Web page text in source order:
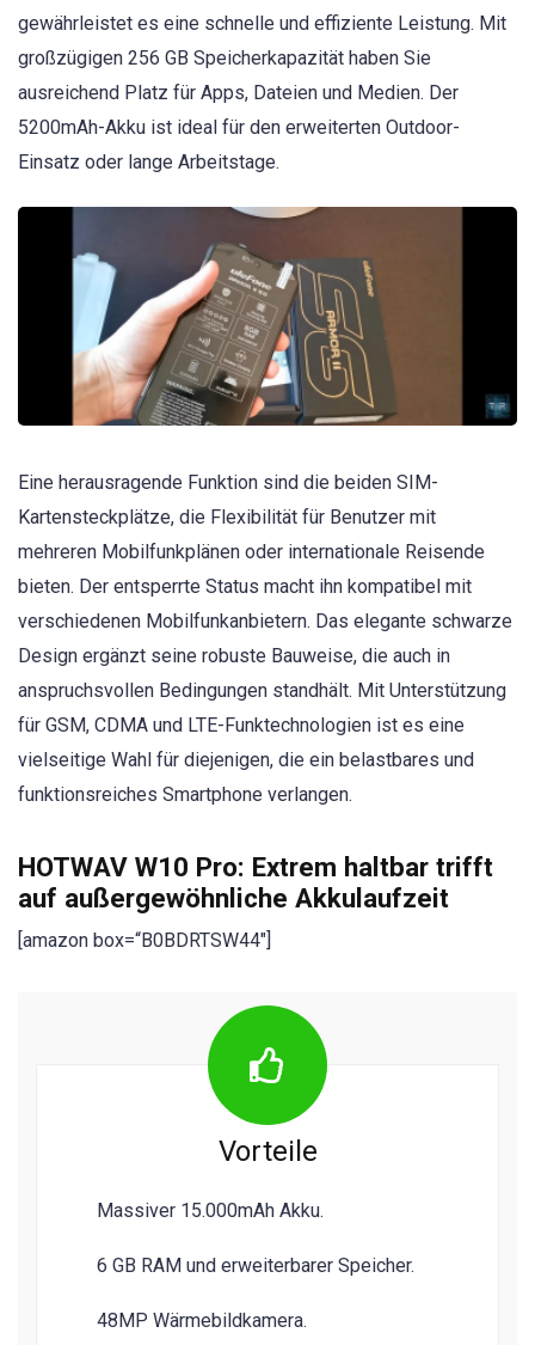
gewährleistet es eine schnelle und effiziente Leistung. Mit
großzügigen 256 GB Speicherkapazität haben Sie
ausreichend Platz für Apps, Dateien und Medien. Der
5200mAh-Akku ist ideal für den erweiterten Outdoor-
Einsatz oder lange Arbeitstage.
Eine herausragende Funktion sind die beiden SIM-
Kartensteckplätze, die Flexibilität für Benutzer mit
mehreren Mobilfunkplänen oder internationale Reisende
bieten. Der entsperrte Status macht ihn kompatibel mit
verschiedenen Mobilfunkanbietern. Das elegante schwarze
Design ergänzt seine robuste Bauweise, die auch in
anspruchsvollen Bedingungen standhält. Mit Unterstützung
für GSM, CDMA und LTE-Funktechnologien ist es eine
vielseitige Wahl für diejenigen, die ein belastbares und
funktionsreiches Smartphone verlangen.
HOTWAV W10 Pro: Extrem haltbar trifft
auf außergewöhnliche Akkulaufzeit
[amazon box=“B0BDRTSW44″]
Vorteile
Massiver 15.000mAh Akku.
6 GB RAM und erweiterbarer Speicher.
48MP Wärmebildkamera.